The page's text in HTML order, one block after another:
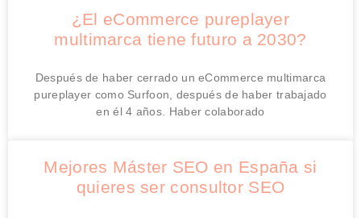
¿El eCommerce pureplayer
multimarca tiene futuro a 2030?
Después de haber cerrado un eCommerce multimarca
pureplayer como Surfoon, después de haber trabajado
en él 4 años. Haber colaborado
Mejores Máster SEO en España si
quieres ser consultor SEO